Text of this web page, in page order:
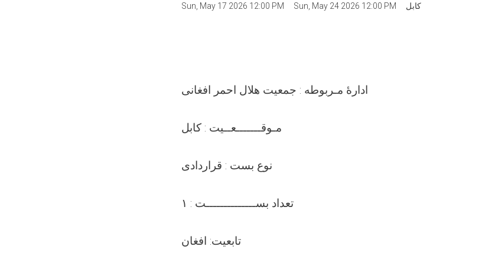
Sun, May 17 2026 12:00 PM Sun, May 24 2026 12:00 PM كابل
مـوقـــــــعــيت : کابل
نوع بست : قراردادى
تعداد بســــــــــــــت : ۱
تابعیت: افغان